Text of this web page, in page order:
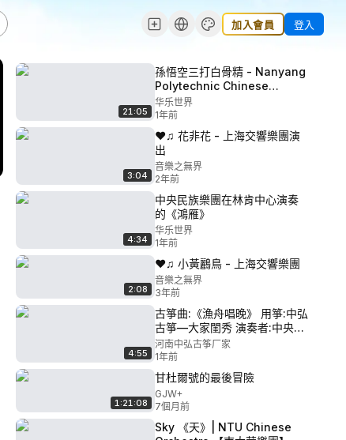
加入會員 登入
21:05
孫悟空三打白骨精 - Nanyang
Polytechnic Chinese
Orchestra
华乐世界
1年前
3:04
❤♫ 花非花 - 上海交響樂團演
出
音樂之無界
2年前
4:34
中央民族樂團在林肯中心演奏
的《鴻雁》
华乐世界
1年前
2:08
❤♫ 小黃鸝鳥 - 上海交響樂團
音樂之無界
3年前
4:55
古箏曲:《漁舟唱晚》 用箏:中弘
古箏—大家閨秀 演奏者:中央音
樂學院張子睿
河南中弘古筝厂家
1年前
1:21:08
甘杜爾號的最後冒險
GJW+
7個月前
Sky 《天》| NTU Chinese